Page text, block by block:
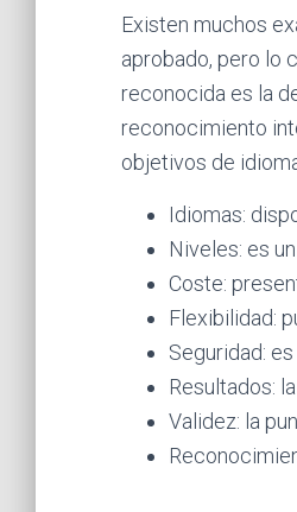
Existen muchos
aprobado, pero lo
reconocida es la
reconocimiento
objetivos de
Idiomas:
Niveles: es
Coste:
Flexibilidad:
Seguridad:
Resultados:
Validez: la